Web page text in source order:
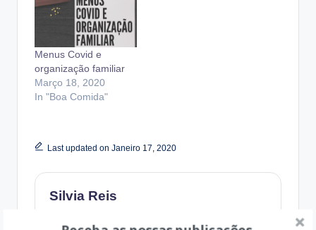
Menus Covid e
organização familiar
Março 18, 2020
In "Boa Comida"
Last updated on Janeiro 17, 2020
Silvia Reis
View All Posts